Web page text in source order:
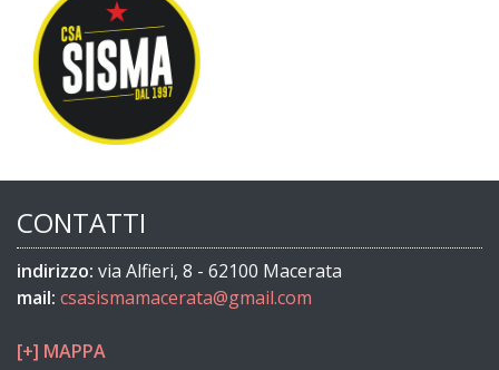
CONTATTI
indirizzo: via Alfieri, 8 - 62100 Macerata
mail: csasismamacerata@gmail.com
[+] MAPPA